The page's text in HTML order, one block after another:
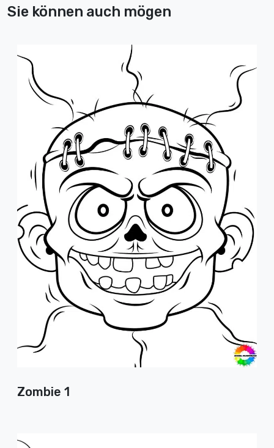
Sie können auch mögen
Zombie 1